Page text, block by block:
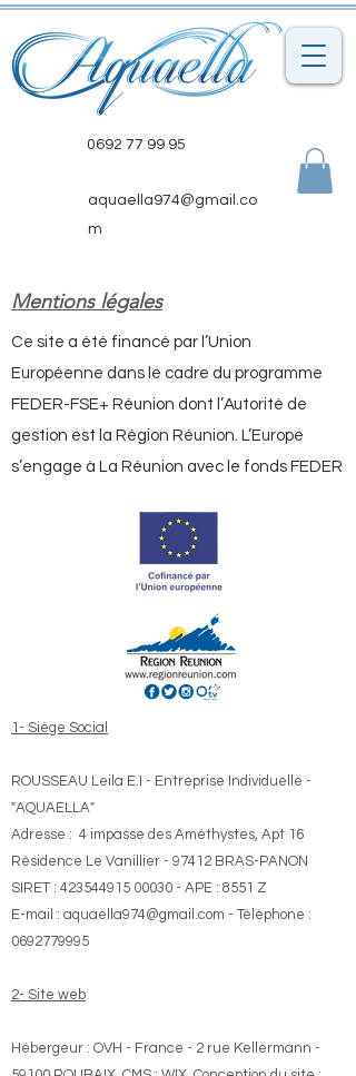
0692 77 99 95
aquaella974@gmail.co
m
Mentions légales
Ce site a été financé par l’Union
Européenne dans le cadre du programme
FEDER-FSE+ Réunion dont l’Autorité de
gestion est la Région Réunion. L’Europe
s’engage à La Réunion avec le fonds FEDER
1- Siège Social
ROUSSEAU Leila E.I - Entreprise Individuelle -
"AQUAELLA"
​Adresse : 4 impasse des Améthystes, Apt 16
Résidence Le Vanillier - 97412 BRAS-PANON
SIRET : 423544915 00030 - APE : 8551 Z
​E-mail : aquaella974@gmail.com - Téléphone :
0692779995
2- Site web
Hébergeur : OVH - France - 2 rue Kellermann -